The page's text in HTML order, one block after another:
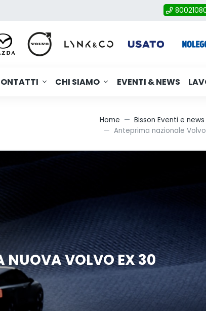
CHI SIAMO EVENTI & NEWS
Home
Bisson Eventi e news
Anteprima nazionale Volvo
NUOVA VOLVO EX 30